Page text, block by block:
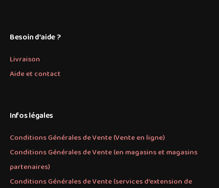
Besoin d'aide ?
Livraison
Aide et contact
Infos légales
Conditions Générales de Vente (Vente en ligne)
Conditions Générales de Vente (en magasins et magasins
partenaires)
Conditions Générales de Vente (services d’extension de